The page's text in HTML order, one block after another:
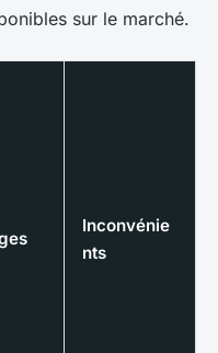
sur le marché.
Inconvénie
nts